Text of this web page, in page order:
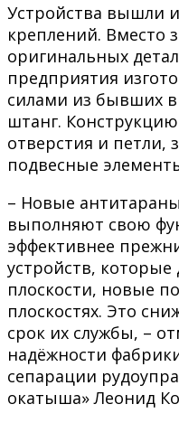
Устройства вышли
креплений. Вместо
оригинальных
предприятия
силами из бывших
штанг.
отверстия и петли,
подвесные
– Новые
выполняют свою
эффективнее
устройств, которые
плоскости, новые
плоскостях. Это
срок их службы, –
надёжности
сепарации
окатыша» Леонид